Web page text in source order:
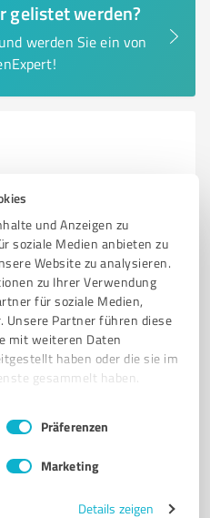
und Anzeigen zu
soziale Medien anbieten zu
Website zu analysieren.
zu Ihrer Verwendung
für soziale Medien,
Unsere Partner führen diese
mit weiteren Daten
haben oder die sie im
gesammelt haben.
Präferenzen
Marketing
Details zeigen
gelistet werden?
werden Sie ein von
für Groß und Klein in
HANDEL HERNE
maus.de/